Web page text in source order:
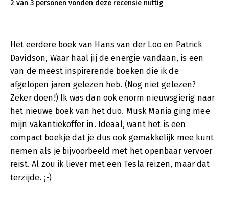
2 van 3 personen vonden deze recensie nuttig
Het eerdere boek van Hans van der Loo en Patrick
Davidson, Waar haal jij de energie vandaan, is een
van de meest inspirerende boeken die ik de
afgelopen jaren gelezen heb. (Nog niet gelezen?
Zeker doen!) Ik was dan ook enorm nieuwsgierig naar
het nieuwe boek van het duo. Musk Mania ging mee
mijn vakantiekoffer in. Ideaal, want het is een
compact boekje dat je dus ook gemakkelijk mee kunt
nemen als je bijvoorbeeld met het openbaar vervoer
reist. Al zou ik liever met een Tesla reizen, maar dat
terzijde. ;-)